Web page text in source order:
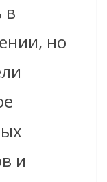
в
но
и